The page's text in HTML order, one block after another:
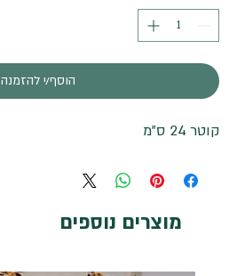
הוסף/י להזמנה
קוטר 24 ס"מ
מוצרים נוספים